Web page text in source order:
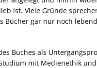
ist. Viele Gründe
Bücher gar nur noch
Buches als
mit Medienethik